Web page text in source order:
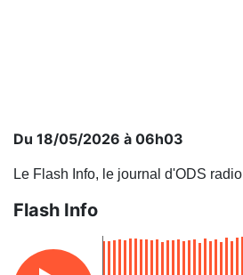
Du 18/05/2026 à 06h03
Le Flash Info, le journal d'ODS radio
Flash Info